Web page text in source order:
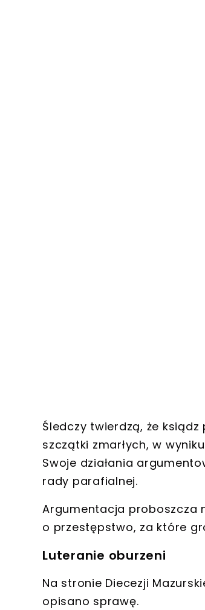
Śledczy twierdzą, że
szczątki zmarłych, w
Swoje działania
rady parafialnej.
Argumentacja proboszcza
o przestępstwo, za które
Luteranie oburzeni
Na stronie Diecezji
opisano sprawę.